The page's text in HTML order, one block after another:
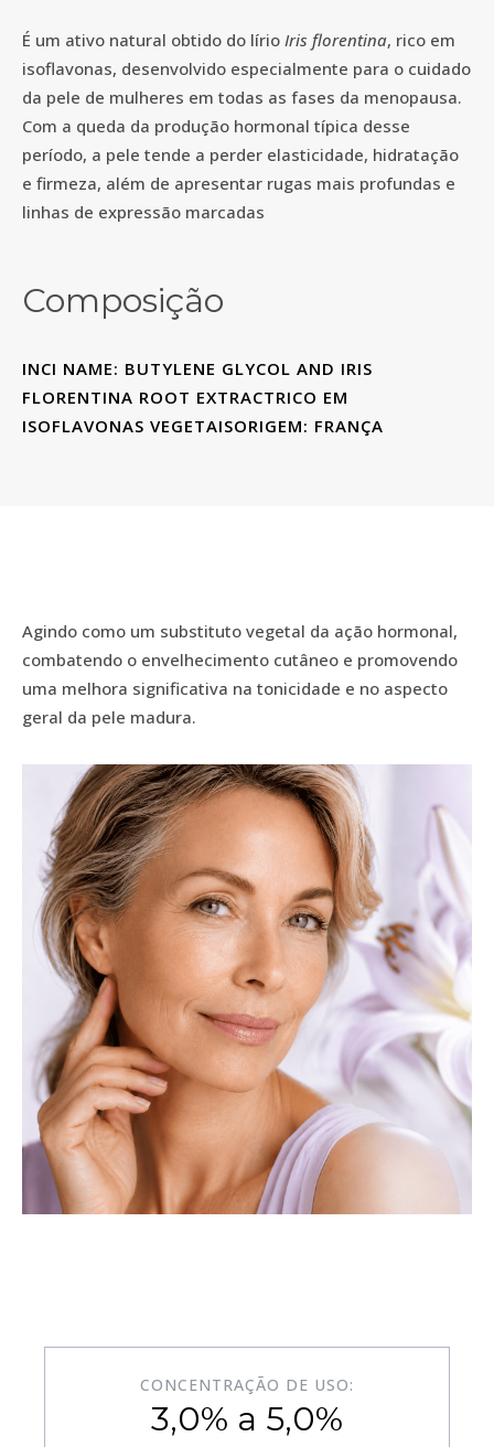
É um ativo natural obtido do lírio Iris florentina, rico em
isoflavonas, desenvolvido especialmente para o cuidado
da pele de mulheres em todas as fases da menopausa.
Com a queda da produção hormonal típica desse
período, a pele tende a perder elasticidade, hidratação
e firmeza, além de apresentar rugas mais profundas e
linhas de expressão marcadas
Composição
INCI NAME: BUTYLENE GLYCOL AND IRIS
FLORENTINA ROOT EXTRACTRICO EM
ISOFLAVONAS VEGETAISORIGEM: FRANÇA
Agindo como um substituto vegetal da ação hormonal,
combatendo o envelhecimento cutâneo e promovendo
uma melhora significativa na tonicidade e no aspecto
geral da pele madura.
CONCENTRAÇÃO DE USO:
3,0% a 5,0%